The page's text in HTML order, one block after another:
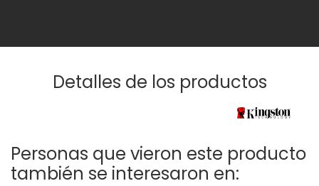
Detalles de los productos
Personas que vieron este producto
también se interesaron en: